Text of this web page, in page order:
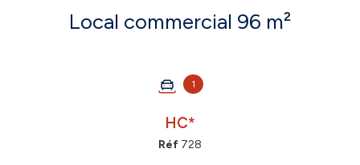
Local commercial 96 m²
1
HC*
Réf 728